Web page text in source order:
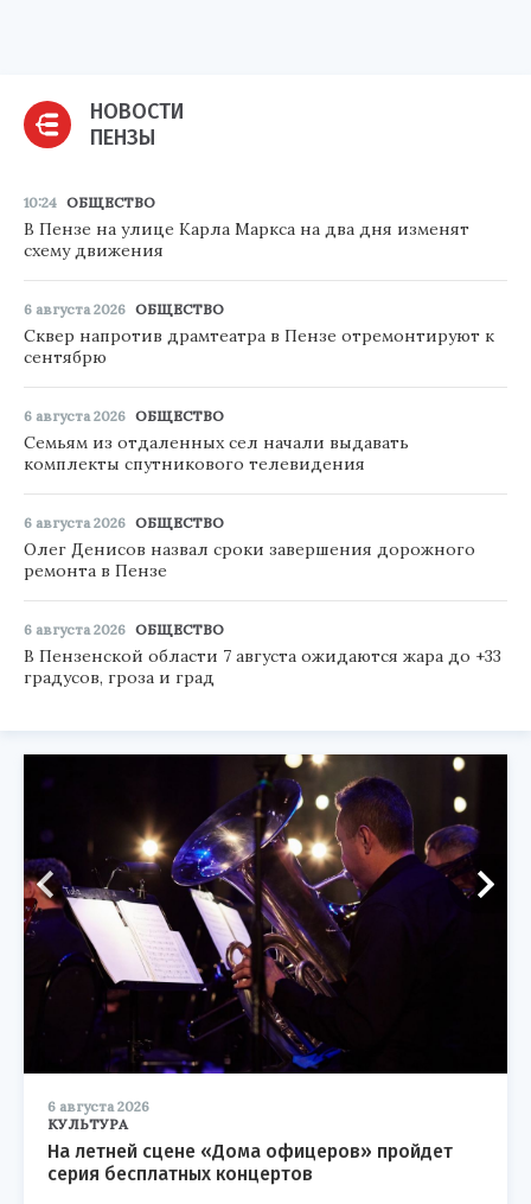
НОВОСТИ
ПЕНЗЫ
10:24 ОБЩЕСТВО
В Пензе на улице Карла Маркса на два дня изменят
схему движения
6 августа 2026 ОБЩЕСТВО
Сквер напротив драмтеатра в Пензе отремонтируют к
сентябрю
6 августа 2026 ОБЩЕСТВО
Семьям из отдаленных сел начали выдавать
комплекты спутникового телевидения
6 августа 2026 ОБЩЕСТВО
Олег Денисов назвал сроки завершения дорожного
ремонта в Пензе
6 августа 2026 ОБЩЕСТВО
В Пензенской области 7 августа ожидаются жара до +33
градусов, гроза и град
6 августа 2026
КУЛЬТУРА
На летней сцене «Дома офицеров» пройдет
серия бесплатных концертов